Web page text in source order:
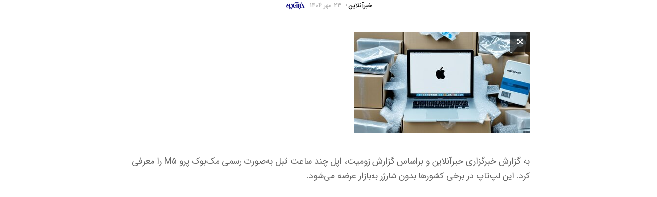
خبرآنلاین ۲۳ مهر ۱۴۰۴
به گزارش خبرگزاری خبرآنلاین و براساس گزارش زومیت، اپل چند ساعت قبل به‌صورت رسمی مک‌بوک پرو M5 را معرفی
کرد. این لپ‌تاپ در برخی کشورها بدون شارژر به‌بازار عرضه می‌شود.